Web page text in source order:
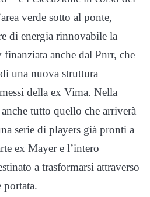
verde sotto al ponte,
di energia rinnovabile la
anche dal Pnrr, che
una nuova struttura
della ex Vima. Nella
anche tutto quello che arriverà
serie di players già pronti a
ex Mayer e l’intero
a trasformarsi attraverso
portata.